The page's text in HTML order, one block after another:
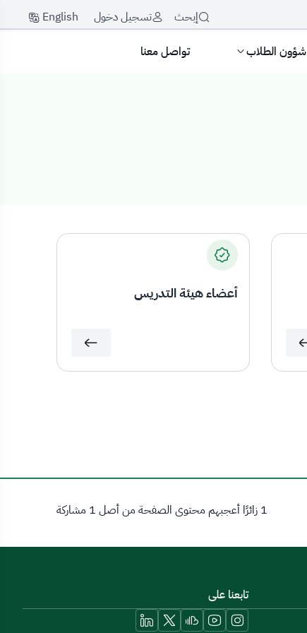
إبحث تسجيل دخول English
شؤون الطلاب تواصل معنا
أعضاء هيئة التدريس
1 زائرًا أعجبهم محتوى الصفحة من أصل 1 مشاركة
تابعنا على